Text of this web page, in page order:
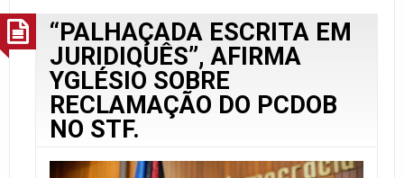
“PALHAÇADA ESCRITA EM
JURIDIQUÊS”, AFIRMA
YGLÉSIO SOBRE
RECLAMAÇÃO DO PCDOB
NO STF.